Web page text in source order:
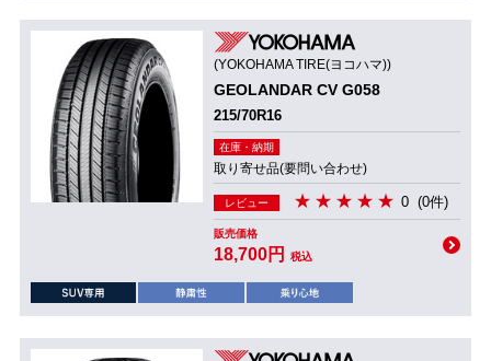
(YOKOHAMA TIRE(ヨコハマ))
GEOLANDAR CV G058
215/70R16
在庫・納期
取り寄せ品(要問い合わせ)
レビュー 0 (0件)
販売価格
18,700円 税込